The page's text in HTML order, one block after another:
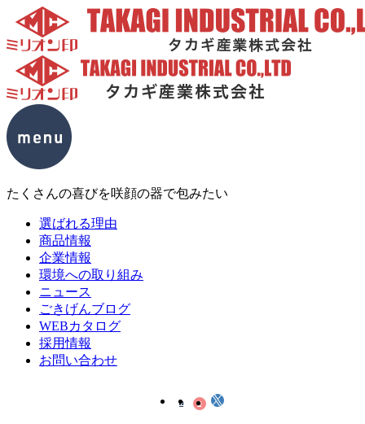
たくさんの喜びを咲顔の器で包みたい
選ばれる理由
商品情報
企業情報
環境への取り組み
ニュース
ごきげんブログ
WEBカタログ
採用情報
お問い合わせ